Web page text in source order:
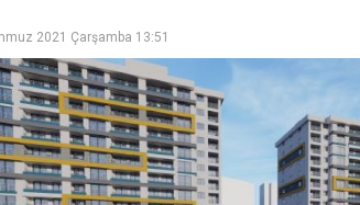
2021 Çarşamba 13:51